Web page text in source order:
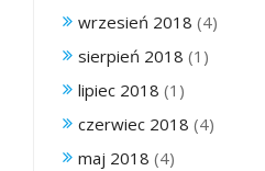
wrzesień 2018 (4)
sierpień 2018 (1)
lipiec 2018 (1)
czerwiec 2018 (4)
maj 2018 (4)